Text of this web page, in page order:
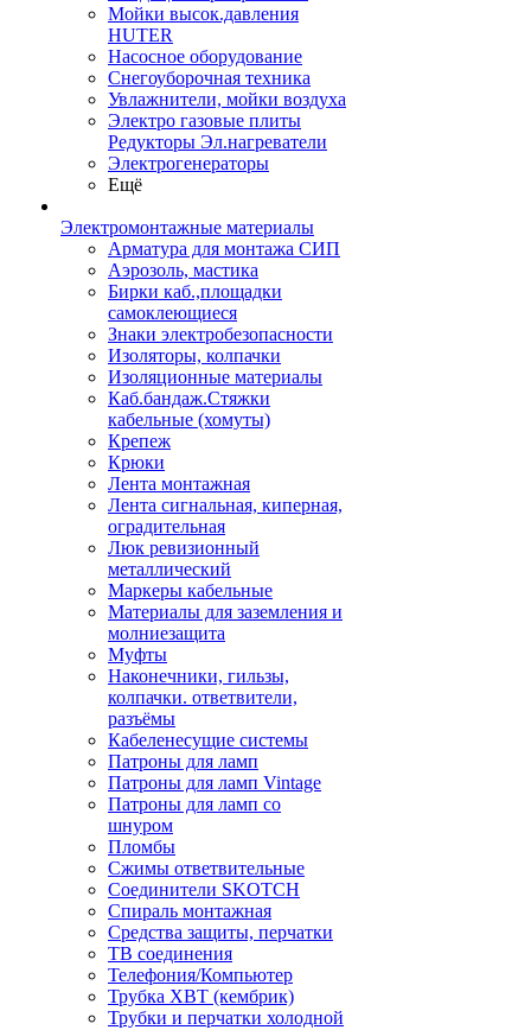
Мойки высок.давления
HUTER
Насосное оборудование
Снегоуборочная техника
Увлажнители, мойки воздуха
Электро газовые плиты
Редукторы Эл.нагреватели
Электрогенераторы
Ещё
Электромонтажные материалы
Арматура для монтажа СИП
Аэрозоль, мастика
Бирки каб.,площадки
самоклеющиеся
Знаки электробезопасности
Изоляторы, колпачки
Изоляционные материалы
Каб.бандаж.Стяжки
кабельные (хомуты)
Крепеж
Крюки
Лента монтажная
Лента сигнальная, киперная,
оградительная
Люк ревизионный
металлический
Маркеры кабельные
Материалы для заземления и
молниезащита
Муфты
Наконечники, гильзы,
колпачки. ответвители,
разъёмы
Кабеленесущие системы
Патроны для ламп
Патроны для ламп Vintage
Патроны для ламп со
шнуром
Пломбы
Сжимы ответвительные
Соединители SKOTCH
Спираль монтажная
Средства защиты, перчатки
ТВ соединения
Телефония/Компьютер
Трубка ХВТ (кембрик)
Трубки и перчатки холодной